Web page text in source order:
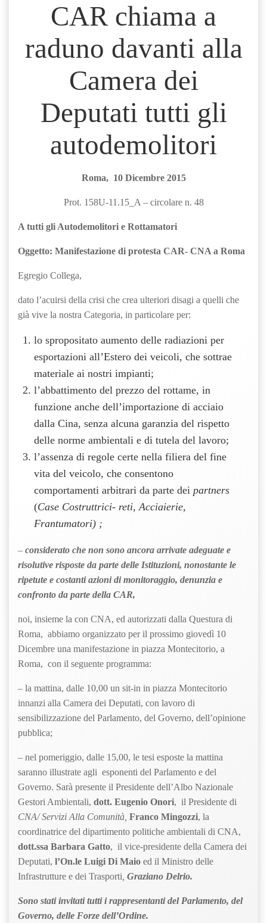
CAR chiama a
raduno davanti alla
Camera dei
Deputati tutti gli
autodemolitori
Roma, 10 Dicembre 2015
Prot. 158U-11.15_A – circolare n. 48
A tutti gli Autodemolitori e Rottamatori
Oggetto: Manifestazione di protesta CAR- CNA a Roma
Egregio Collega,
dato l’acuirsi della crisi che crea ulteriori disagi a quelli che
già vive la nostra Categoria, in particolare per:
lo spropositato aumento delle radiazioni per
esportazioni all’Estero dei veicoli, che sottrae
materiale ai nostri impianti;
l’abbattimento del prezzo del rottame, in
funzione anche dell’importazione di acciaio
dalla Cina, senza alcuna garanzia del rispetto
delle norme ambientali e di tutela del lavoro;
l’assenza di regole certe nella filiera del fine
vita del veicolo, che consentono
comportamenti arbitrari da parte dei partners
(Case Costruttrici- reti, Acciaierie,
Frantumatori) ;
– considerato che non sono ancora arrivate adeguate e
risolutive risposte da parte delle Istituzioni, nonostante le
ripetute e costanti azioni di monitoraggio, denunzia e
confronto da parte della CAR,
noi, insieme la con CNA, ed autorizzati dalla Questura di
Roma, abbiamo organizzato per il prossimo giovedì 10
Dicembre una manifestazione in piazza Montecitorio, a
Roma, con il seguente programma:
– la mattina, dalle 10,00 un sit-in in piazza Montecitorio
innanzi alla Camera dei Deputati, con lavoro di
sensibilizzazione del Parlamento, del Governo, dell’opinione
pubblica;
– nel pomeriggio, dalle 15,00, le tesi esposte la mattina
saranno illustrate agli esponenti del Parlamento e del
Governo. Sarà presente il Presidente dell’Albo Nazionale
Gestori Ambientali, dott. Eugenio Onori, il Presidente di
CNA/ Servizi Alla Comunità, Franco Mingozzi, la
coordinatrice del dipartimento politiche ambientali di CNA,
dott.ssa Barbara Gatto, il vice-presidente della Camera dei
Deputati, l’On.le Luigi Di Maio ed il Ministro delle
Infrastrutture e dei Trasporti Graziano Delrio.
Sono stati invitati tutti i rappresentanti del Parlamento, del
Governo, delle Forze dell’Ordine.